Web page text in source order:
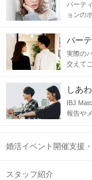
パーテ
ョンの
パー
実際の
交えて
しあ
IBJ
報告や
婚活イベント開催支援
スタッフ紹介